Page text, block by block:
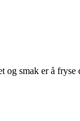
og smak er å